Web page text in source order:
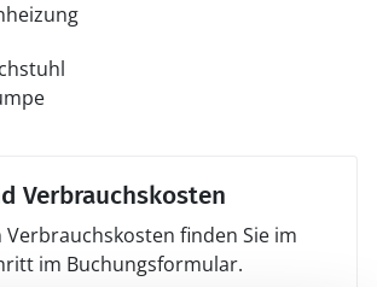
Verbrauchskosten
Verbrauchskosten finden Sie im
im Buchungsformular.